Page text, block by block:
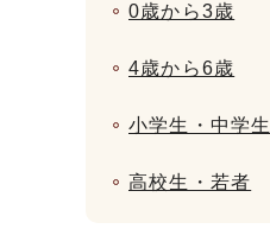
0歳から3歳
4歳から6歳
小学生・中学生
高校生・若者